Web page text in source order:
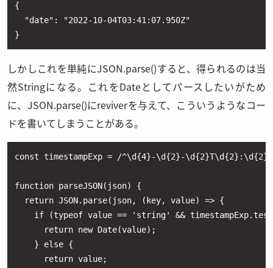
{
  "date": "2022-10-04T03:41:07.950Z"
}
しかしこれを単純にJSON.parse()すると、得られるのは当
然Stringになる。これをDateとしてパースしたいがため
に、JSON.parse()にreviverを与えて、こういうようなコー
ドを書いてしまうことがある。
const timestampExp = /^\d{4}-\d{2}-
function parseJSON(json) {
  return JSON.parse(json, (key, value) => {
if (typeof value == 'string' &&
      return new Date(value);
    } else {
      return value;